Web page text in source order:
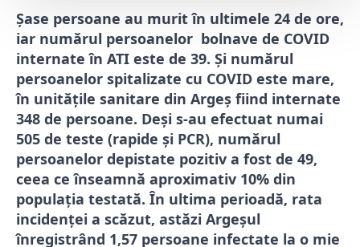
Șase persoane au murit în ultimele 24 de ore,
iar numărul persoanelor bolnave de COVID
internate în ATI este de 39. Și numărul
persoanelor spitalizate cu COVID este mare,
în unitățile sanitare din Argeș fiind internate
348 de persoane. Deși s-au efectuat numai
505 de teste (rapide și PCR), numărul
persoanelor depistate pozitiv a fost de 49,
ceea ce înseamnă aproximativ 10% din
populația testată. În ultima perioadă, rata
incidenței a scăzut, astăzi Argeșul
înregistrând 1,57 persoane infectate la o mie